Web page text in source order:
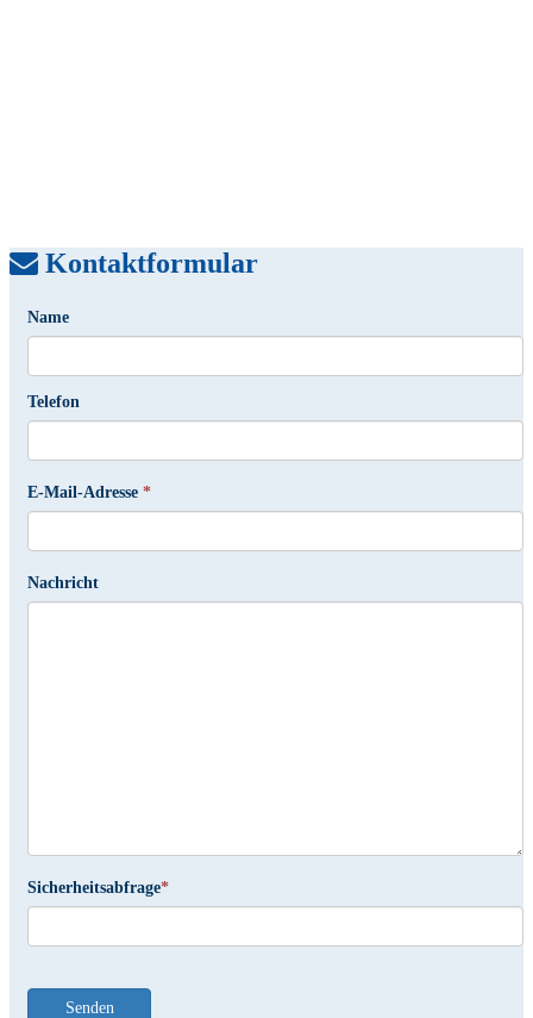
Kontaktformular
Name
Telefon
E-Mail-Adresse *
Nachricht
Sicherheitsabfrage*
Senden